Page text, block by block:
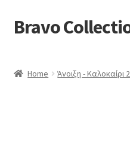
Skip
to
Skip
to
Bravo
Home Άνοιξη - Καλοκαίρι